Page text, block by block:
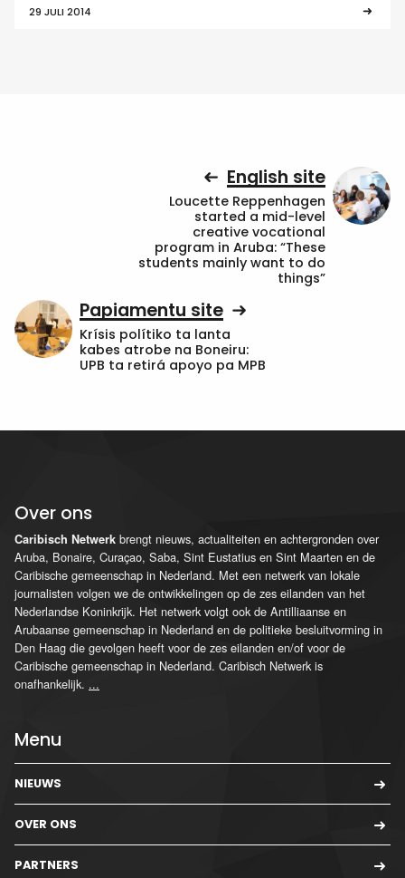
29 JULI 2014
English site
Loucette Reppenhagen
started a mid-level
creative vocational
program in Aruba: “These
students mainly want to do
things”
Papiamentu site
Krísis polítiko ta lanta
kabes atrobe na Boneiru:
UPB ta retirá apoyo pa MPB
Over ons
Caribisch Netwerk brengt nieuws, actualiteiten en achtergronden over
Aruba, Bonaire, Curaçao, Saba, Sint Eustatius en Sint Maarten en de
Caribische gemeenschap in Nederland. Met een netwerk van lokale
journalisten volgen we de ontwikkelingen op de zes eilanden van het
Nederlandse Koninkrijk. Het netwerk volgt ook de Antilliaanse en
Arubaanse gemeenschap in Nederland en de politieke besluitvorming in
Den Haag die gevolgen heeft voor de zes eilanden en/of voor de
Caribische gemeenschap in Nederland. Caribisch Netwerk is
onafhankelijk. ...
Menu
NIEUWS
OVER ONS
PARTNERS